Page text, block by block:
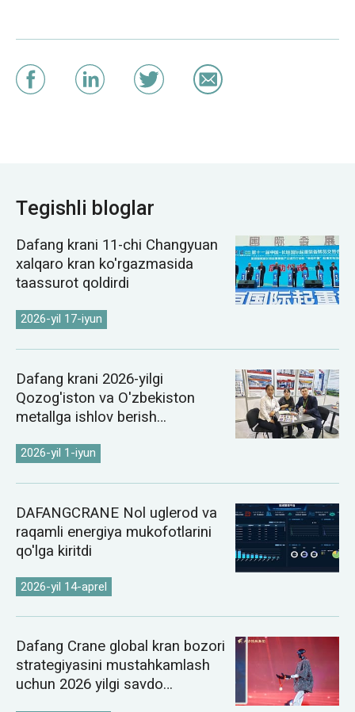
Tegishli bloglar
Dafang krani 11-chi Changyuan
xalqaro kran ko'rgazmasida
taassurot qoldirdi
2026-yil 17-iyun
Dafang krani 2026-yilgi
Qozog'iston va O'zbekiston
metallga ishlov berish
2026-yil 1-iyun
DAFANGCRANE Nol uglerod va
raqamli energiya mukofotlarini
qo'lga kiritdi
2026-yil 14-aprel
Dafang Crane global kran bozori
strategiyasini mustahkamlash
uchun 2026 yilgi savdo